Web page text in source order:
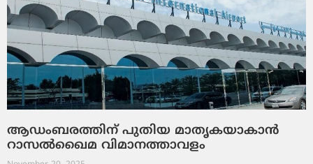
ആഡംബരത്തിന് പുതിയ മാതൃകയാകാൻ
റാസൽഖൈമ വിമാനത്താവളം